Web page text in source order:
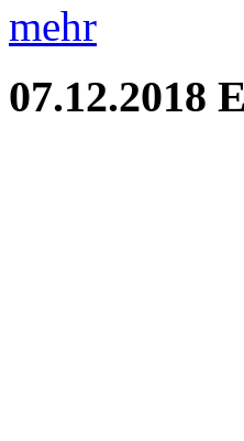
mehr
07.12.2018